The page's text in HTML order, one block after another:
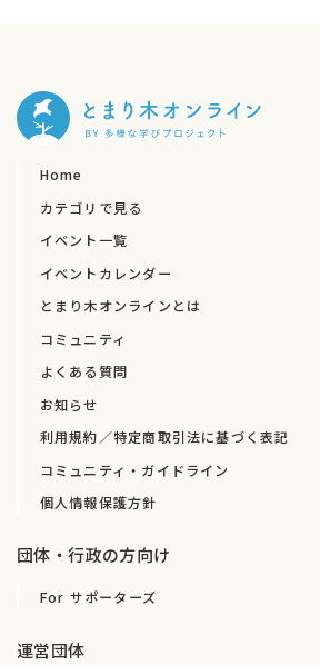
・その他一般保護者、起業家、
者
・ストレスから解放され、ポジ
を置きたい方。
▼こんなことが得られます
・自分が本当にやりたいこと、
け方と行動の起こし方
・自分や周りの人の行動を変え
・子どもや周りの人との効果的
ションの取り方
・悩んでいるのは一人ではない
◆講座開催日：2021年1月9日
※登壇者の肩書は開催当時のもの
Home
カテゴリで見る
イベント一覧
イベントカレンダー
とまり木オンラインとは
コミュニティ
よくある質問
お知らせ
利用規約／特定商取引法に基づく表記
コミュニティ・ガイドライン
個人情報保護方針
団体・行政の方向け
For サポーターズ
運営団体